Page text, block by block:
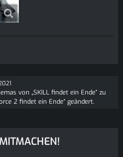
von „SKILL findet ein Ende“ zu
2 findet ein Ende“ geändert.